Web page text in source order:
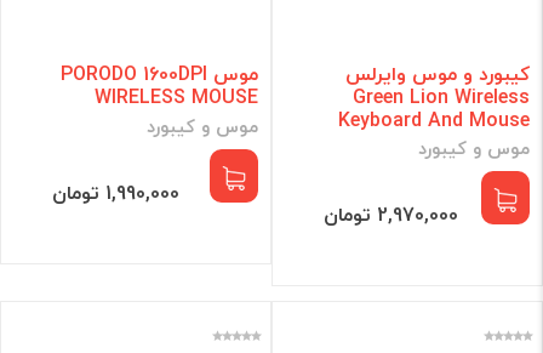
کیبورد و موس وایرلس
Green Lion Wireless
Keyboard And Mouse
موس و کیبورد
2,970,000 تومان
موس PORODO 1600DPI
WIRELESS MOUSE
موس و کیبورد
1,990,000 تومان